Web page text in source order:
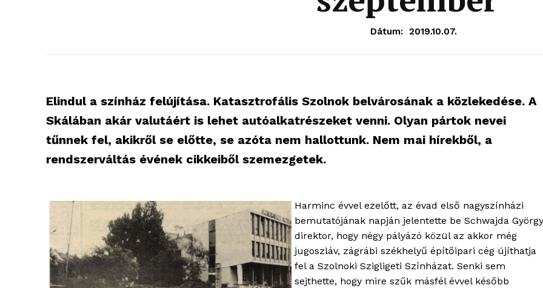
Dátum: 2019.10.07.
Elindul a színház felújítása. Katasztrofális Szolnok belvárosának a közlekedése. A
Skálában akár valutáért is lehet autóalkatrészeket venni. Olyan pártok nevei
tűnnek fel, akikről se előtte, se azóta nem hallottunk. Nem mai hírekből, a
rendszerváltás évének cikkeiből szemezgetek.
Harminc évvel ezelőtt, az évad első nagyszínházi
bemutatójának napján jelentette be Schwajda György
direktor, hogy négy pályázó közül az akkor még
jugoszláv, zágrábi székhelyű építőipari cég újíthatja
fel a Szolnoki Szigligeti Színházat. Senki sem
sejthette, hogy mire szűk másfél évvel később